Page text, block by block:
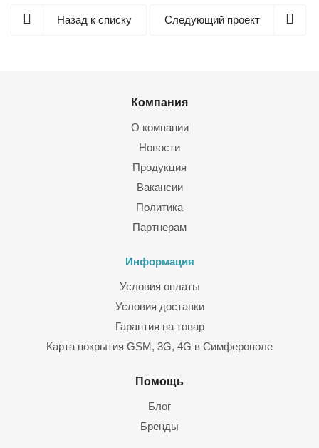
Назад к списку Следующий проект
Компания
О компании
Новости
Продукция
Вакансии
Политика
Партнерам
Информация
Условия оплаты
Условия доставки
Гарантия на товар
Карта покрытия GSM, 3G, 4G в Симферополе
Помощь
Блог
Бренды